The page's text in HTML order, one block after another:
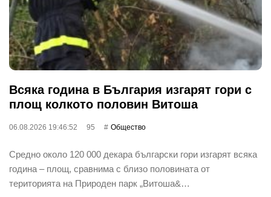
Всяка година в България изгарят гори с
площ колкото половин Витоша
06.08.2026 19:46:52 95 Общество
Средно около 120 000 декара български гори изгарят всяка
година – площ, сравнима с близо половината от
територията на Природен парк „Витоша&…